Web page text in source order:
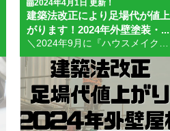
2024年4月1日 更新！
建築法改正により足場代が値上
がります！2024年外壁塗装・...